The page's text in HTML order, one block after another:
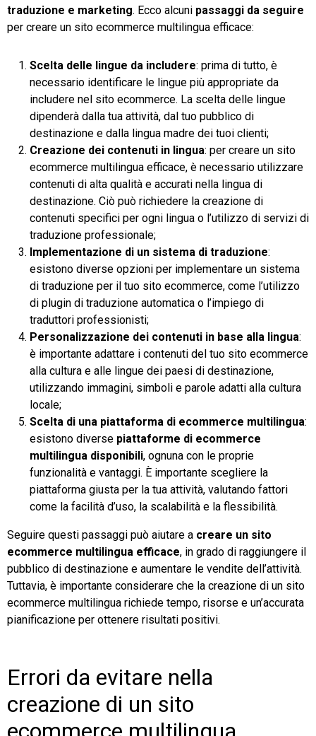
traduzione e marketing. Ecco alcuni passaggi da seguire
per creare un sito ecommerce multilingua efficace:
Scelta delle lingue da includere: prima di tutto, è
necessario identificare le lingue più appropriate da
includere nel sito ecommerce. La scelta delle lingue
dipenderà dalla tua attività, dal tuo pubblico di
destinazione e dalla lingua madre dei tuoi clienti;
Creazione dei contenuti in lingua: per creare un sito
ecommerce multilingua efficace, è necessario utilizzare
contenuti di alta qualità e accurati nella lingua di
destinazione. Ciò può richiedere la creazione di
contenuti specifici per ogni lingua o l’utilizzo di servizi di
traduzione professionale;
Implementazione di un sistema di traduzione:
esistono diverse opzioni per implementare un sistema
di traduzione per il tuo sito ecommerce, come l’utilizzo
di plugin di traduzione automatica o l’impiego di
traduttori professionisti;
Personalizzazione dei contenuti in base alla lingua:
è importante adattare i contenuti del tuo sito ecommerce
alla cultura e alle lingue dei paesi di destinazione,
utilizzando immagini, simboli e parole adatti alla cultura
locale;
Scelta di una piattaforma di ecommerce multilingua:
esistono diverse piattaforme di ecommerce
multilingua disponibili, ognuna con le proprie
funzionalità e vantaggi. È importante scegliere la
piattaforma giusta per la tua attività, valutando fattori
come la facilità d’uso, la scalabilità e la flessibilità.
Seguire questi passaggi può aiutare a creare un sito
ecommerce multilingua efficace, in grado di raggiungere il
pubblico di destinazione e aumentare le vendite dell’attività.
Tuttavia, è importante considerare che la creazione di un sito
ecommerce multilingua richiede tempo, risorse e un’accurata
pianificazione per ottenere risultati positivi.
Errori da evitare nella
creazione di un sito